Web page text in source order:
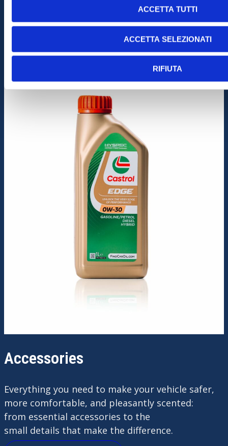
ACCETTA TUTTI
ACCETTA SELEZIONATI
RIFIUTA
Castrol 0W-30
Accessories
Everything you need to make your vehicle safer,
more comfortable, and pleasantly scented:
from essential accessories to the
small details that make the difference.